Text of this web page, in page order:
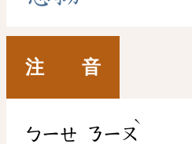
注 音
ㄅㄧㄝ ㄋㄧㄡ
ˋ